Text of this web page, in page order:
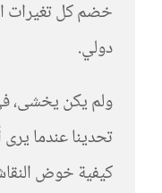
خضم كل تغيرات
دولي.
ولم يكن يخشى،
تحدينا عندما
كيفية خوض